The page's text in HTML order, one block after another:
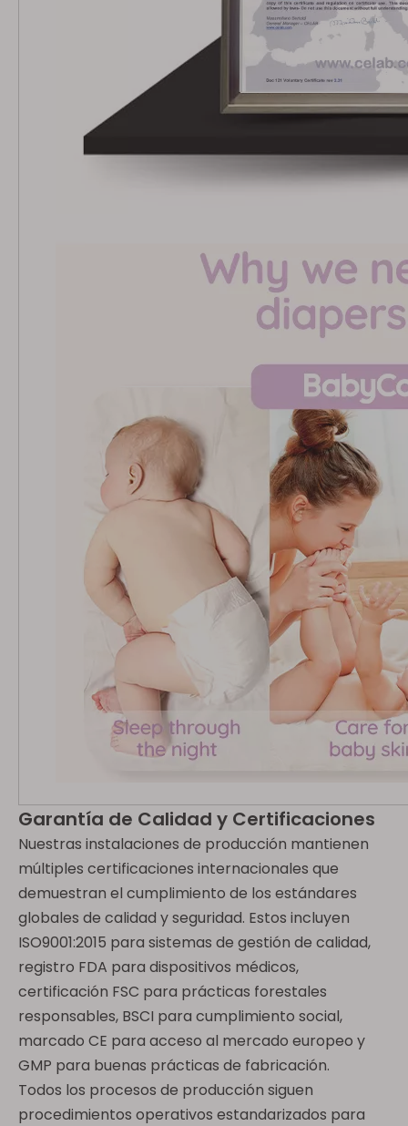
Garantía de Calidad y Certificaciones
Nuestras instalaciones de producción mantienen
múltiples certificaciones internacionales que
demuestran el cumplimiento de los estándares
globales de calidad y seguridad. Estos incluyen
ISO9001:2015 para sistemas de gestión de calidad,
registro FDA para dispositivos médicos,
certificación FSC para prácticas forestales
responsables, BSCI para cumplimiento social,
marcado CE para acceso al mercado europeo y
GMP para buenas prácticas de fabricación.
Todos los procesos de producción siguen
procedimientos operativos estandarizados para